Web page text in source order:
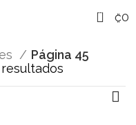
0 ₡0
Página 45